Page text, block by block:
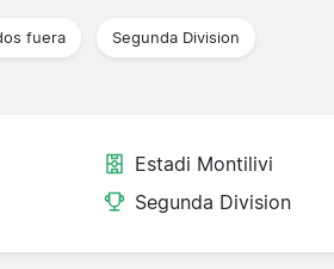
fuera Segunda Division
Estadi Montilivi
Segunda Division